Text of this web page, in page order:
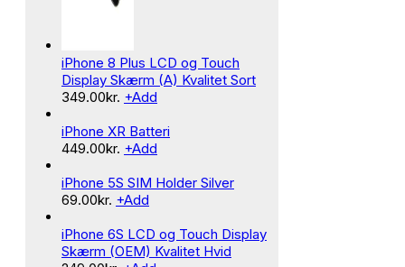
iPhone 8 Plus LCD og Touch
Display Skærm (A) Kvalitet Sort
349.00kr. +Add
iPhone XR Batteri
449.00kr. +Add
iPhone 5S SIM Holder Silver
69.00kr. +Add
iPhone 6S LCD og Touch Display
Skærm (OEM) Kvalitet Hvid